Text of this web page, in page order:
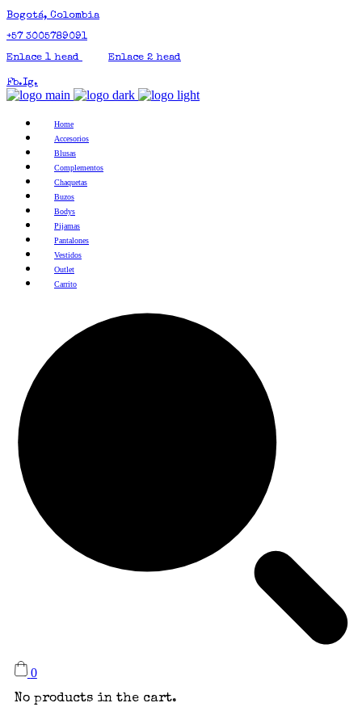
Bogotá, Colombia
+57 3005789091
Enlace 1 head
Enlace 2 head
Fb.Ig.
Home
Accesorios
Blusas
Complementos
Chaquetas
Buzos
Bodys
Pijamas
Pantalones
Vestidos
Outlet
Carrito
0
No products in the cart.